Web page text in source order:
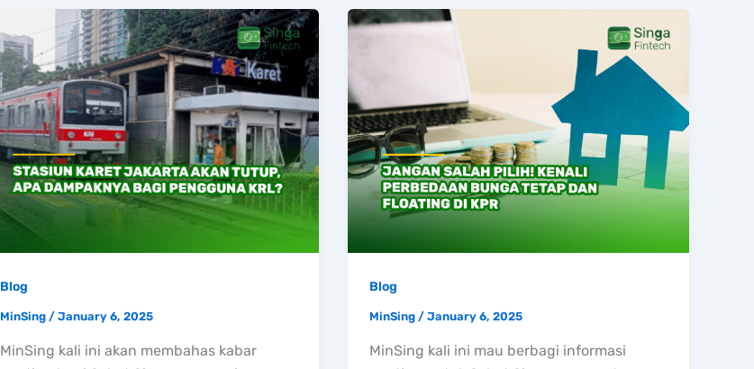
Blog
MinSing / January 6, 2025
MinSing kali ini akan membahas kabar
Blog
MinSing/January 6, 2025
MinSing kali ini mau berbagi informasi